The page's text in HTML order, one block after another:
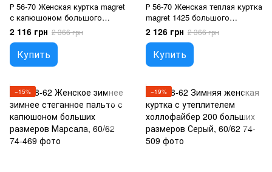
Р 56-70 Женская куртка magret
с капюшоном большого
размера еврозима – весна
Марсала, 68/70
2 116 грн 2 366 грн
Купить
Р 56-70 Женская теплая куртка
magret 1425 большого
размера еврозима – весна
Бутылочный, 68/70
2 126 грн 2 366 грн
Купить
−15% −19%